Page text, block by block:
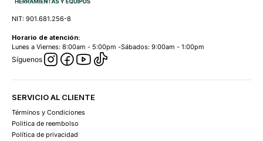
NIT: 901.681.256-8
Horario de atención:
Lunes a Viernes: 8:00am - 5:00pm -Sábados: 9:00am - 1:00pm
Síguenos
SERVICIO AL CLIENTE
Términos y Condiciones
Politica de reembolso
Política de privacidad